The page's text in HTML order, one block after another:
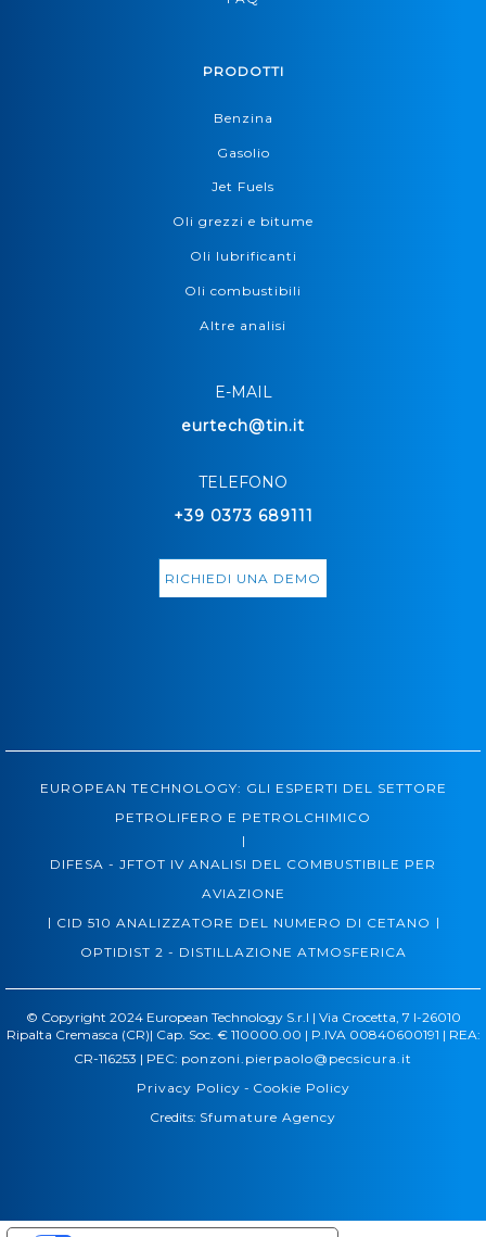
PRODOTTI
Benzina
Gasolio
Jet Fuels
Oli grezzi e bitume
Oli lubrificanti
Oli combustibili
Altre analisi
E-MAIL
eurtech@tin.it
TELEFONO
+39 0373 689111
RICHIEDI UNA DEMO
EUROPEAN TECHNOLOGY: GLI ESPERTI DEL SETTORE
PETROLIFERO E PETROLCHIMICO
|
DIFESA - JFTOT IV ANALISI DEL COMBUSTIBILE PER
AVIAZIONE
| CID 510 ANALIZZATORE DEL NUMERO DI CETANO |
OPTIDIST 2 - DISTILLAZIONE ATMOSFERICA
© Copyright 2024 European Technology S.r.l | Via Crocetta, 7 I-26010
Ripalta Cremasca (CR)| Cap. Soc. € 110000.00 | P.IVA 00840600191 | REA:
CR-116253 | PEC: ponzoni.pierpaolo@pecsicura.it
Privacy Policy - Cookie Policy
Credits: Sfumature Agency